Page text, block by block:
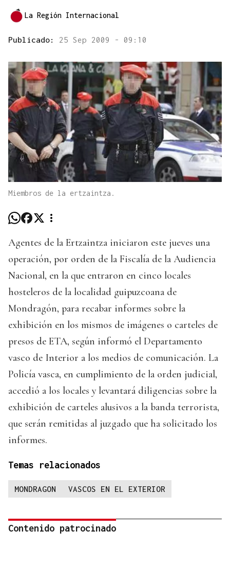
La Región Internacional
Publicado: 25 Sep 2009 - 09:10
Miembros de la ertzaintza.
Agentes de la Ertzaintza iniciaron este jueves una
operación, por orden de la Fiscalía de la Audiencia
Nacional, en la que entraron en cinco locales
hosteleros de la localidad guipuzcoana de
Mondragón, para recabar informes sobre la
exhibición en los mismos de imágenes o carteles de
presos de ETA, según informó el Departamento
vasco de Interior a los medios de comunicación. La
Policía vasca, en cumplimiento de la orden judicial,
accedió a los locales y levantará diligencias sobre la
exhibición de carteles alusivos a la banda terrorista,
que serán remitidas al juzgado que ha solicitado los
informes.
Temas relacionados
MONDRAGON VASCOS EN EL EXTERIOR
Contenido patrocinado